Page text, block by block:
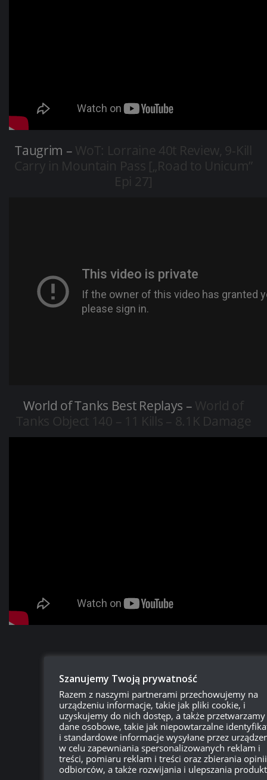
Taugrim – WoT: Lorraine 40t Review, 9-Kill
Carry in Mountain Pass [„Road to Unicum”
Epi 27]
World of Tanks Best Replays – World of
Tanks Object 140 – 11 Kills – 8.1K Damage
Szanujemy Twoją prywatność
Razem z naszymi partnerami przechowujemy na
urządzeniu informacje, takie jak pliki cookie, i
uzyskujemy do nich dostęp, a także przetwarzamy
dane osobowe, takie jak niepowtarzalne
i standardowe informacje wysyłane przez
w celu zapewniania spersonalizowanych reklam i
treści, pomiaru reklam i treści oraz zbierania opinii
odbiorców, a także rozwijania i ulepszania